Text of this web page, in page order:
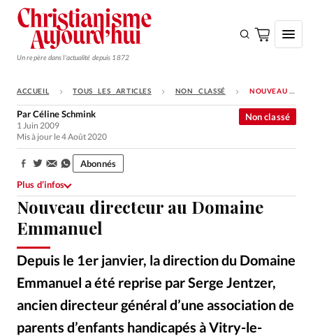
Un repère dans l'actualité depuis 1872
S'ABONNER
Monde
Opinions
Tous les articles
Faire un don
Emploi
Se connecter
Édition: Internationale
ACCUEIL TOUS LES ARTICLES NON CLASSÉ NOUVEAU DIRECTEUR AU DOMAINE EMMANUEL
Nouveau directeur au Domaine
Emmanuel
Depuis le 1er janvier, la direction du Domaine
Emmanuel a été reprise par Serge Jentzer,
ancien directeur général d’une association de
parents d’enfants handicapés à Vitry-le-
Non classé
ParCéline Schmink
1 Juin 2009
Mis à jour le 4 Août 2020
Partager:
Abonnés
Plus d’infos